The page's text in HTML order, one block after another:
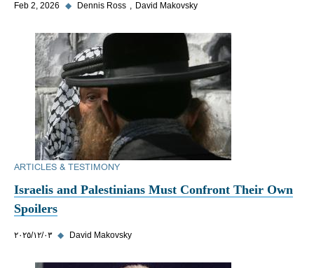
Feb 2, 2026 ◆ Dennis Ross David Makovsky
ARTICLES & TESTIMONY
Israelis and Palestinians Must Confront Their Own
Spoilers
٠٣‏/١٢‏/٢٠٢٥ ◆ David Makovsky